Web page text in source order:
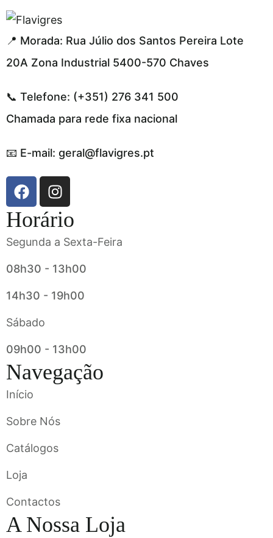
resmi adresi
📍 Morada: Rua Júlio dos Santos Pereira Lote
20A Zona Industrial 5400-570 Chaves
📞 Telefone: (+351) 276 341 500
Chamada para rede fixa nacional
📧 E-mail: geral@flavigres.pt
Horário
Segunda a Sexta-Feira
08h30 - 13h00
14h30 - 19h00
Sábado
09h00 - 13h00
Navegação
Início
Sobre Nós
Catálogos
Loja
Contactos
A Nossa Loja